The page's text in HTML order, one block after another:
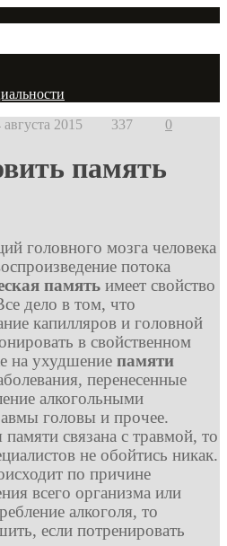
августа 2015 337 0
память
головного мозга человека
потока
память имеет свойство
дело в том, что
капилляров и головной
в свойственном
на ухудшение памяти
перенесенные
алкогольными
головы и прочее.
связана с травмой, то
не обойтись никак.
по причине
всего организма или
алкоголя, то
если потренировать